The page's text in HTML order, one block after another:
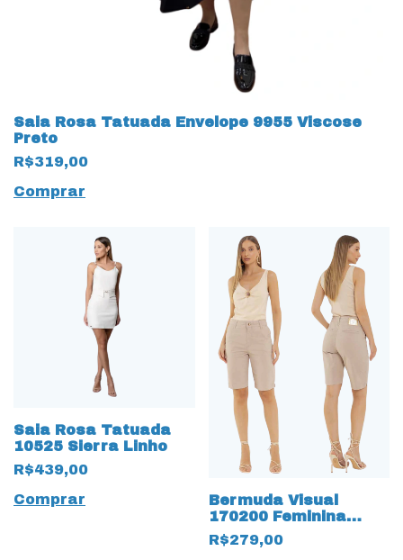
Saia Rosa Tatuada Envelope 9955 Viscose
Preto
R$319,00
Comprar
Saia Rosa Tatuada
10525 Sierra Linho
R$439,00
Comprar
Bermuda Visual
170200 Feminina
Jeans Mocha
Caramelo
R$279,00